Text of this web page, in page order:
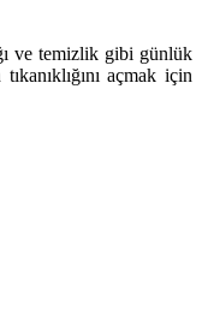
ve temizlik gibi günlük
açmak için